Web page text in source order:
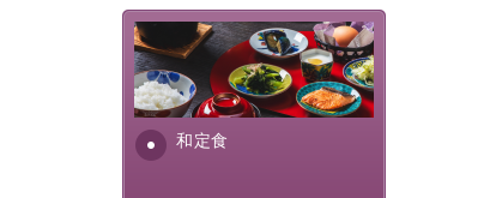
和定食
さっぱりとした和食膳に使わ
れる食材は、諏訪の名産品を
ふんだんに取り入れ、安心・
安全を心掛けた長野県産...